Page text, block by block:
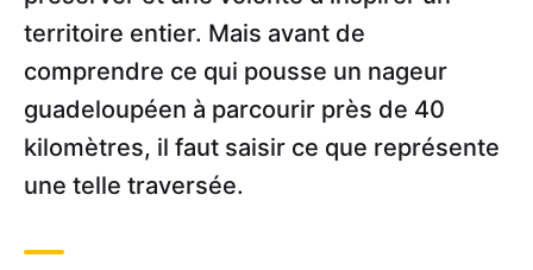
territoire entier. Mais avant de
comprendre ce qui pousse un nageur
guadeloupéen à parcourir près de 40
kilomètres, il faut saisir ce que représente
une telle traversée.